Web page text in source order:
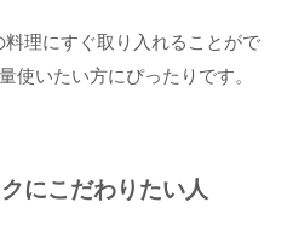
理にすぐ取り入れることがで
使いたい方にぴったりです。
にこだわりたい人